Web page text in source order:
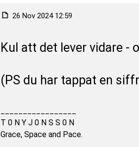
26 Nov 2024 12:59
Kul att det lever vidare -
(PS du har tappat en
T 0 N Y J 0 N S S 0 N
Grace, Space and Pace.